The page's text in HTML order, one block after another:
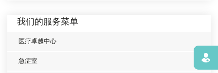
我们的服务菜单
医疗卓越中心
急症室
寻找